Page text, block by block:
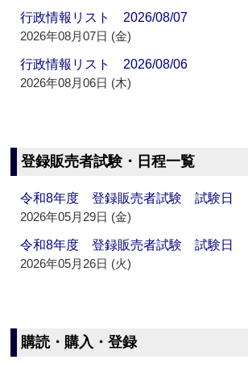
行政情報リスト 2026/08/07
2026年08月07日 (金)
行政情報リスト 2026/08/06
2026年08月06日 (木)
登録販売者試験・日程一覧
令和8年度 登録販売者試験 試験日
2026年05月29日 (金)
令和8年度 登録販売者試験 試験日
2026年05月26日 (火)
購読・購入・登録